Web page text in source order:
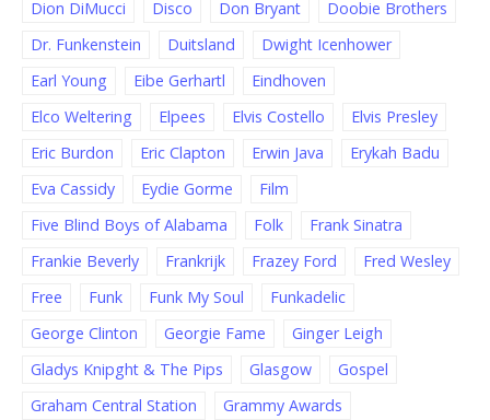
Dion DiMucci Disco Don Bryant
Doobie Brothers
Dr. Funkenstein
Duitsland
Dwight Icenhower
Earl Young
Eibe Gerhartl
Eindhoven
Elco Weltering
Elpees Elvis Costello
Elvis Presley
Eric Burdon
Eric Clapton Erwin Java
Erykah Badu
Eva Cassidy
Eydie Gorme
Film
Five Blind Boys of Alabama
Folk
Frank Sinatra
Frankie Beverly
Frankrijk Frazey Ford
Fred Wesley
Free
Funk Funk My Soul
Funkadelic
George Clinton
Georgie Fame
Ginger Leigh
Gladys Knipght & The Pips
Glasgow
Gospel
Graham Central Station
Grammy Awards